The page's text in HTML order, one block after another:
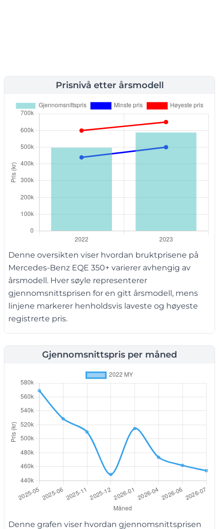
Prisnivå etter årsmodell
Denne oversikten viser hvordan bruktprisene på
Mercedes-Benz EQE 350+ varierer avhengig av
årsmodell. Hver søyle representerer
gjennomsnittsprisen for en gitt årsmodell, mens
linjene markerer henholdsvis laveste og høyeste
registrerte pris.
Gjennomsnittspris per måned
Denne grafen viser hvordan gjennomsnittsprisen